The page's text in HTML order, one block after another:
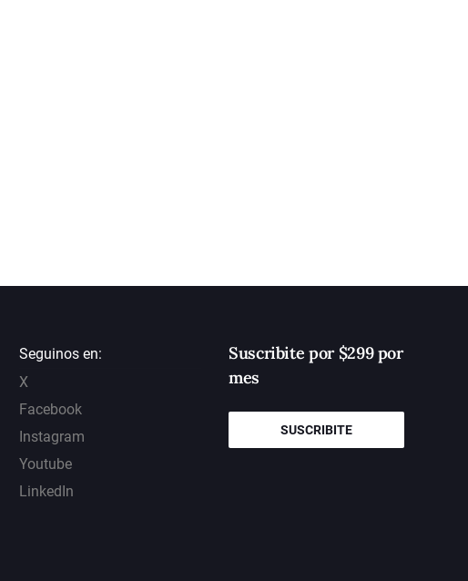
Seguinos en:
X
Facebook
Instagram
Youtube
LinkedIn
Suscribite por $299 por
mes
SUSCRIBITE